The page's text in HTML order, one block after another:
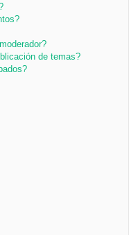
de temas?